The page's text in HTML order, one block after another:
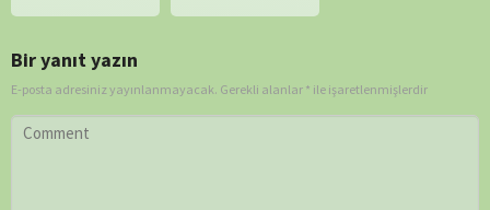
Bir yanıt yazın
E-posta adresiniz yayınlanmayacak. Gerekli alanlar * ile işaretlenmişlerdir